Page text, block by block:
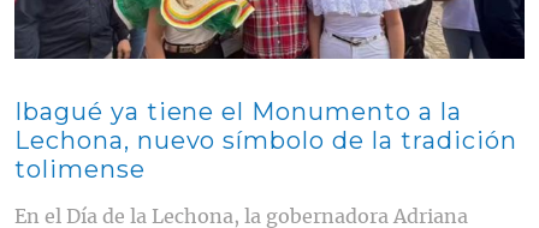
Ibagué ya tiene el Monumento a la
Lechona, nuevo símbolo de la tradición
tolimense
En el Día de la Lechona, la gobernadora Adriana